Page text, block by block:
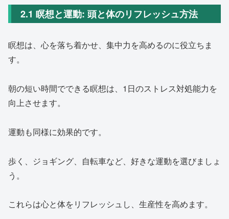
2.1 瞑想と運動: 頭と体のリフレッシュ方法
瞑想は、心を落ち着かせ、集中力を高めるのに役立ちま
す。
朝の短い時間でできる瞑想は、1日のストレス対処能力を
向上させます。
運動も同様に効果的です。
歩く、ジョギング、自転車など、好きな運動を選びましょ
う。
これらは心と体をリフレッシュし、生産性を高めます。